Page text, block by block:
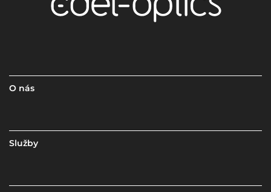
O nás
Služby